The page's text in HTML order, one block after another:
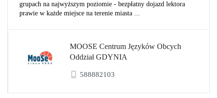
grupach na najwyższym poziomie - bezpłatny dojazd lektora
prawie w każde miejsce na terenie miasta ...
MOOSE Centrum Języków Obcych
Oddział GDYNIA
588882103